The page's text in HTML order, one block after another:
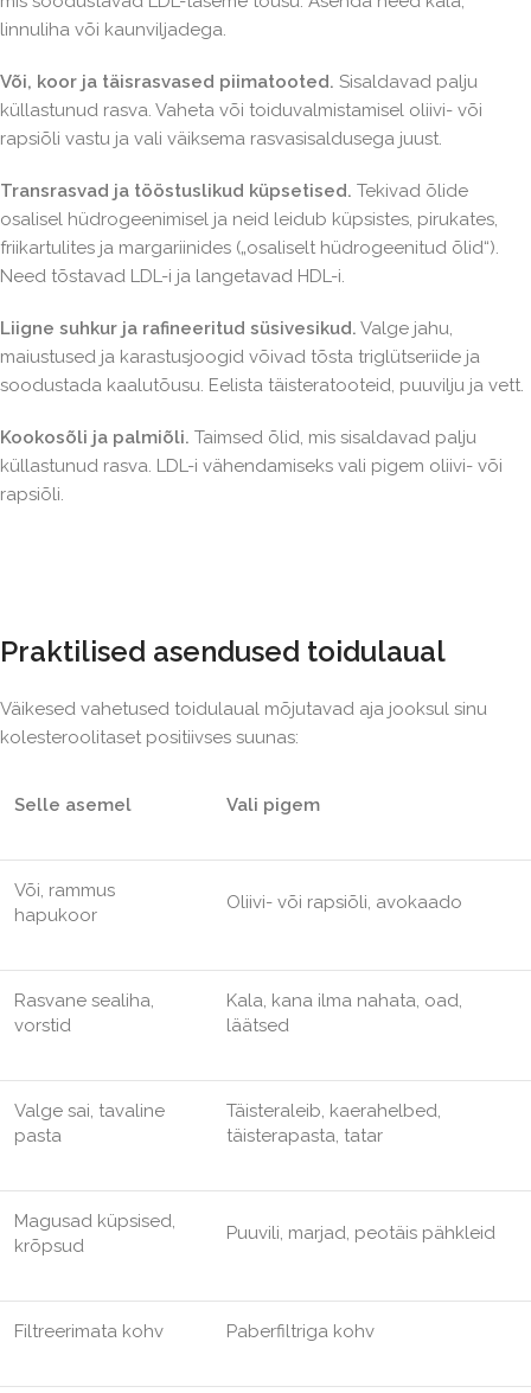
linnuliha või kaunviljadega.
Või, koor ja täisrasvased piimatooted. Sisaldavad palju
küllastunud rasva. Vaheta või toiduvalmistamisel oliivi- või
rapsiõli vastu ja vali väiksema rasvasisaldusega juust.
Transrasvad ja tööstuslikud küpsetised. Tekivad õlide
osalisel hüdrogeenimisel ja neid leidub küpsistes, pirukates,
friikartulites ja margariinides („osaliselt hüdrogeenitud õlid“).
Need tõstavad LDL-i ja langetavad HDL-i.
Liigne suhkur ja rafineeritud süsivesikud. Valge jahu,
maiustused ja karastusjoogid võivad tõsta triglütseriide ja
soodustada kaalutõusu. Eelista täisteratooteid, puuvilju ja vett.
Kookosõli ja palmiõli. Taimsed õlid, mis sisaldavad palju
küllastunud rasva. LDL-i vähendamiseks vali pigem oliivi- või
rapsiõli.
Praktilised asendused toidulaual
Väikesed vahetused toidulaual mõjutavad aja jooksul sinu
kolesteroolitaset positiivses suunas:
Selle asemel Vali pigem
Või, rammus
hapukoor
Oliivi- või rapsiõli, avokaado
Rasvane sealiha,
vorstid
Kala, kana ilma nahata, oad,
läätsed
Valge sai, tavaline
pasta
Täisteraleib, kaerahelbed,
täisterapasta, tatar
Magusad küpsised,
krõpsud
Puuvili, marjad, peotäis pähkleid
Filtreerimata kohv Paberfiltriga kohv